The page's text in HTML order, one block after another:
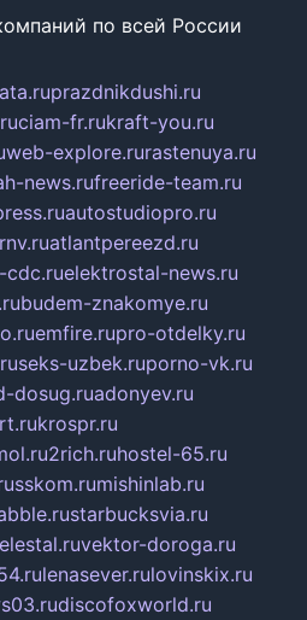
по всей России
prazdnikdushi.ru
ciam-fr.rukraft-you.ru
web-explore.rurastenuya.ru
news.rufreeride-team.ru
autostudiopro.ru
atlantpereezd.ru
cdc.ruelektrostal-news.ru
budem-znakomye.ru
emfire.rupro-otdelky.ru
seks-uzbek.ruporno-vk.ru
dosug.ruadonyev.ru
krospr.ru
2rich.ruhostel-65.ru
mishinlab.ru
starbucksvia.ru
elestal.ruvektor-doroga.ru
lenasever.rulovinskix.ru
discofoxworld.ru